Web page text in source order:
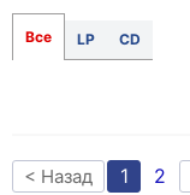
Все LP CD
< Назад 1 2